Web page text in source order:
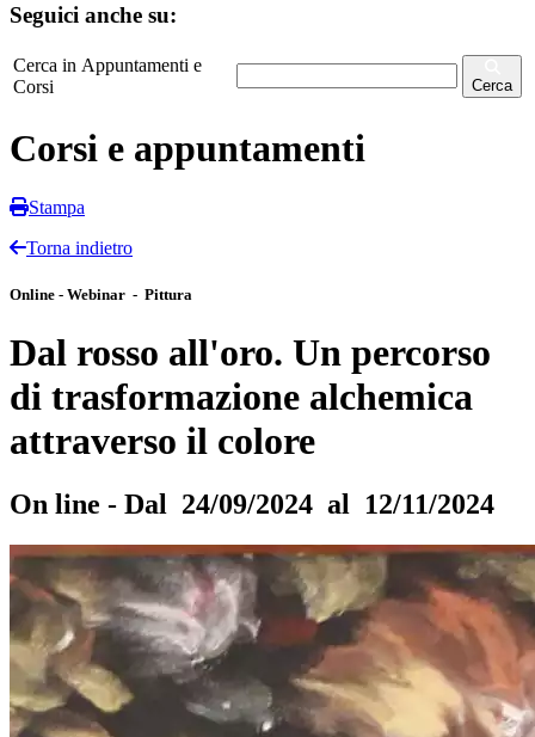
Seguici anche su:
Cerca in Appuntamenti e
Corsi
Cerca
Corsi e appuntamenti
Stampa
Torna indietro
Online - Webinar - Pittura
Dal rosso all'oro. Un percorso
di trasformazione alchemica
attraverso il colore
On line - Dal 24/09/2024 al 12/11/2024